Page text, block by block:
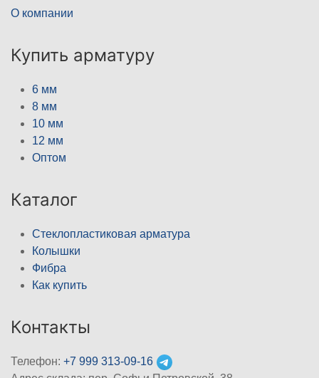
О компании
Купить арматуру
6 мм
8 мм
10 мм
12 мм
Оптом
Каталог
Стеклопластиковая арматура
Колышки
Фибра
Как купить
Контакты
Телефон: +7 999 313-09-16